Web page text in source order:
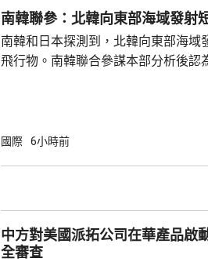
持無核三原則，但並未明確表示日本
持有關原則。 高市在儀式結束後的記
絕就修訂「安保三文件」時是否堅持...
南韓聯參：北韓向東部海域發射
南韓和日本探測到，北韓向東部海域
飛行物。南韓聯合參謀本部分析後認
年以來的第10次。美國與南韓今個月
國際 6小時前
中方對美國派拓公司在華產品啟
全審查